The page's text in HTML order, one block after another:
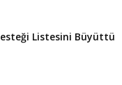
Listesini Büyüttü